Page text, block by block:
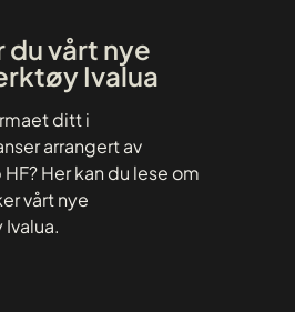
du vårt nye
Ivalua
ditt i
arrangert av
Her kan du lese om
vårt nye